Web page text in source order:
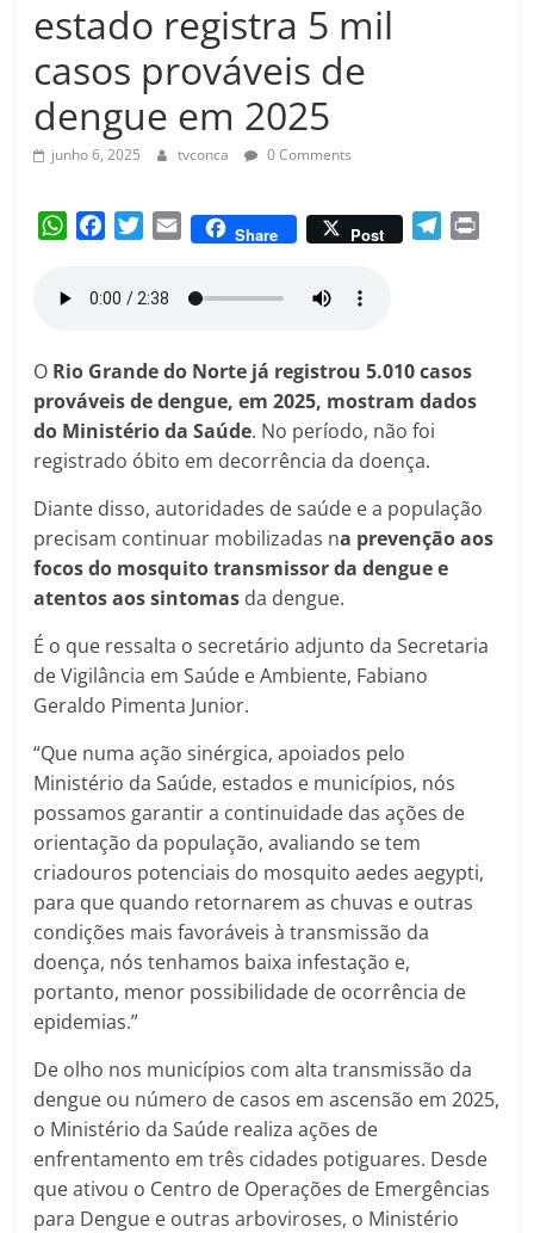
Amorim
estado registra 5 mil
casos prováveis de
dengue em 2025
junho 6, 2025 tvconca 0 Comments
W
A
p
p
e
o
o
k
t
e
r
E
Share Post
r
a
O Rio Grande do Norte já registrou 5.010 casos
prováveis de dengue, em 2025, mostram dados
do Ministério da Saúde. No período, não foi
registrado óbito em decorrência da doença.
Diante disso, autoridades de saúde e a população
precisam continuar mobilizadas na prevenção aos
focos do mosquito transmissor da dengue e
atentos aos sintomas da dengue.
É o que ressalta o secretário adjunto da Secretaria
de Vigilância em Saúde e Ambiente, Fabiano
Geraldo Pimenta Junior.
“Que numa ação sinérgica, apoiados pelo
Ministério da Saúde, estados e municípios, nós
possamos garantir a continuidade das ações de
orientação da população, avaliando se tem
criadouros potenciais do mosquito aedes aegypti,
para que quando retornarem as chuvas e outras
condições mais favoráveis à transmissão da
doença, nós tenhamos baixa infestação e,
portanto, menor possibilidade de ocorrência de
epidemias.”
De olho nos municípios com alta transmissão da
dengue ou número de casos em ascensão em 2025,
o Ministério da Saúde realiza ações de
enfrentamento em três cidades potiguares. Desde
que ativou o Centro de Operações de Emergências
para Dengue e outras arboviroses, o Ministério